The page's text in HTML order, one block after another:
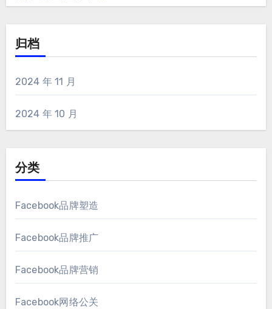
归档
2024 年 11 月
2024 年 10 月
分类
Facebook品牌塑造
Facebook品牌推广
Facebook品牌营销
Facebook网络公关